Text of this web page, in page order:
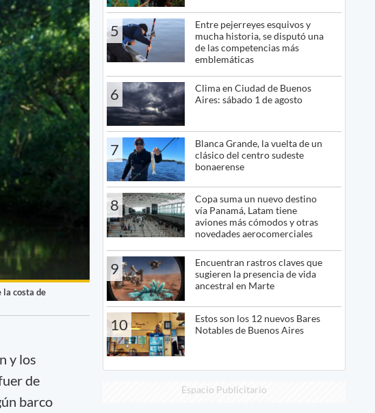
la costa de
y los
de
barco
5
Entre pejerreyes esquivos y
mucha historia, se disputó una
de las competencias más
emblemáticas
6
Clima en Ciudad de Buenos
Aires: sábado 1 de agosto
7
Blanca Grande, la vuelta de un
clásico del centro sudeste
bonaerense
8
Copa suma un nuevo destino
vía Panamá, Latam tiene
aviones más cómodos y otras
novedades aerocomerciales
9
Encuentran rastros claves que
sugieren la presencia de vida
ancestral en Marte
10
Estos son los 12 nuevos Bares
Notables de Buenos Aires
Espacio Publicitario